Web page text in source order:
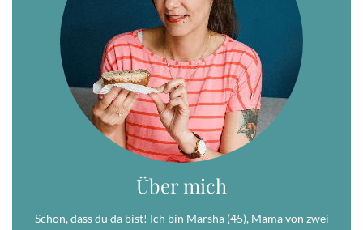
Über mich
Schön, dass du da bist! Ich bin Marsha (45), Mama von zwei